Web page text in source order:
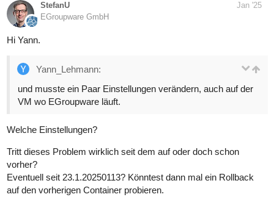
StefanU
EGroupware GmbH
Jan '25
Hi Yann.
Yann_Lehmann:
und musste ein Paar Einstellungen verändern, auch auf der
VM wo EGroupware läuft.
Welche Einstellungen?
Tritt dieses Problem wirklich seit dem auf oder doch schon
vorher?
Eventuell seit 23.1.20250113? Könntest dann mal ein Rollback
auf den vorherigen Container probieren.